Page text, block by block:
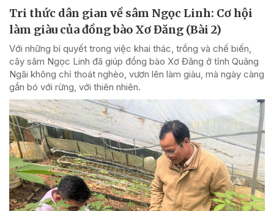
Tri thức dân gian về sâm Ngọc Linh: Cơ hội
làm giàu của đồng bào Xơ Đăng (Bài 2)
Với những bí quyết trong việc khai thác, trồng và chế biến,
cây sâm Ngọc Linh đã giúp đồng bào Xơ Đăng ở tỉnh Quảng
Ngãi không chỉ thoát nghèo, vươn lên làm giàu, mà ngày càng
gắn bó với rừng, với thiên nhiên.